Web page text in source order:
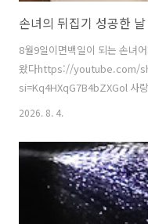
손녀의 뒤집기 성공한 날
8월9일이면백일이 되는 손녀
왔다https://youtube.com/
si=Kq4HXqG7B4bZXGol 사
기 성공한 날 #손녀 #뒤집기성
아니라 전 세계 사람들과 콘텐
다.www.youtube.com쑥쑥
2026. 8. 4.